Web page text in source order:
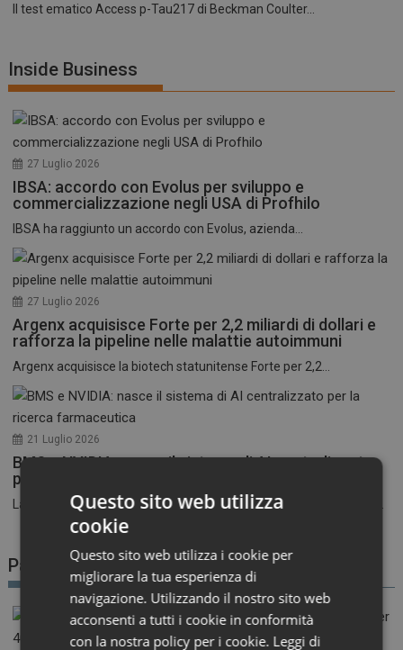
Il test ematico Access p-Tau217 di Beckman Coulter...
Inside Business
27 Luglio 2026
IBSA: accordo con Evolus per sviluppo e
commercializzazione negli USA di Profhilo
IBSA ha raggiunto un accordo con Evolus, azienda...
27 Luglio 2026
Argenx acquisisce Forte per 2,2 miliardi di dollari e
rafforza la pipeline nelle malattie autoimmuni
Argenx acquisisce la biotech statunitense Forte per 2,2...
21 Luglio 2026
BMS e NVIDIA: nasce il sistema di AI centralizzato
per la ricerca farmaceutica
La corsa all’intelligenza artificiale nel settore farmaceutico entra...
Patient Advocacy
Questo sito web utilizza
cookie
Questo sito web utilizza i cookie per
migliorare la tua esperienza di
navigazione. Utilizzando il nostro sito web
acconsenti a tutti i cookie in conformità
con la nostra policy per i cookie. Leggi di